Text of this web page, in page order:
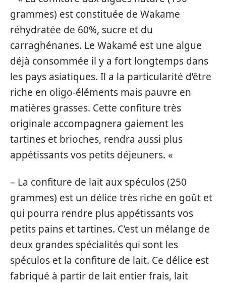
grammes) est constituée de Wakame
réhydratée de 60%, sucre et du
carraghénanes. Le Wakamé est une algue
déjà consommée il y a fort longtemps dans
les pays asiatiques. Il a la particularité d’être
riche en oligo-éléments mais pauvre en
matières grasses. Cette confiture très
originale accompagnera gaiement les
tartines et brioches, rendra aussi plus
appétissants vos petits déjeuners. «
– La confiture de lait aux spéculos (250
grammes) est un délice très riche en goût et
qui pourra rendre plus appétissants vos
petits pains et tartines. C’est un mélange de
deux grandes spécialités qui sont les
spéculos et la confiture de lait. Ce délice est
fabriqué à partir de lait entier frais, lait